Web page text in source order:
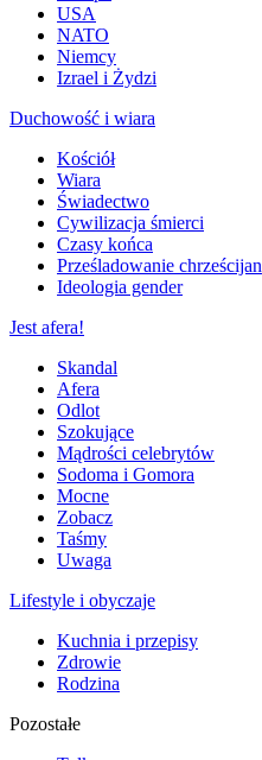
USA
NATO
Niemcy
Izrael i Żydzi
Duchowość i wiara
Kościół
Wiara
Świadectwo
Cywilizacja śmierci
Czasy końca
Prześladowanie chrześcijan
Ideologia gender
Jest afera!
Skandal
Afera
Odlot
Szokujące
Mądrości celebrytów
Sodoma i Gomora
Mocne
Zobacz
Taśmy
Uwaga
Lifestyle i obyczaje
Kuchnia i przepisy
Zdrowie
Rodzina
Pozostałe